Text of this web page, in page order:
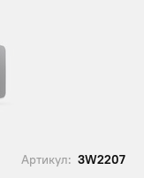
Артикул: 3W2207